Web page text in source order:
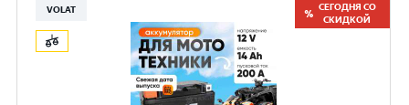
VOLAT
СЕГОДНЯ СО
СКИДКОЙ